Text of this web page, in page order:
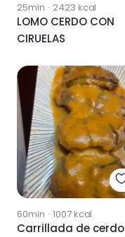
25min · 2423 kcal
LOMO CERDO CON
CIRUELAS
60min · 1007kcal
Carrillada de cerdo